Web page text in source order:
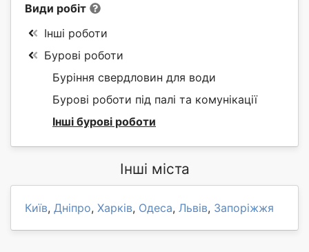
Види робіт
Інші роботи
Бурові роботи
Буріння свердловин для води
Бурові роботи під палі та комунікації
Інші бурові роботи
Інші міста
Київ, Дніпро, Харків, Одеса, Львів, Запоріжжя